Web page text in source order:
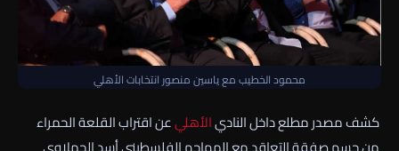
محمود الخطيب مع ياسين منصور انتخابات الأهلي
كشف مصدر مطلع داخل الناديالأهليعن اقتراب القلعة الحمراء